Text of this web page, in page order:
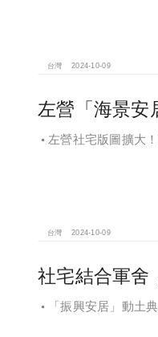
台灣 2024-10-09
左營「海景安
左營社宅版圖擴大
台灣 2024-10-09
社宅結合軍舍
「振興安居」動土